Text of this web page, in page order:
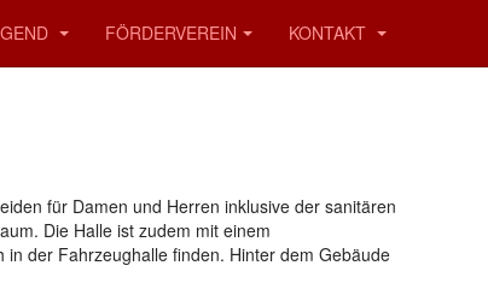
FÖRDERVEREIN KONTAKT
für Damen und Herren inklusive der sanitären
Die Halle ist zudem mit einem
der Fahrzeughalle finden. Hinter dem Gebäude